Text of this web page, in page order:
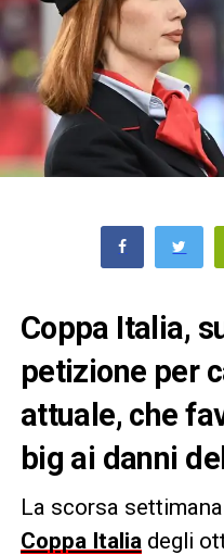
Coppa Italia,
petizione per
attuale, che
big ai danni
La scorsa
Coppa Italia degli